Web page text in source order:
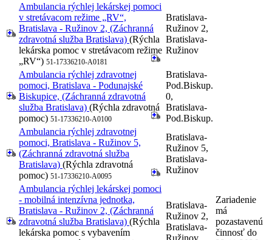
Ambulancia rýchlej lekárskej pomoci
v stretávacom režime „RV“,
Bratislava - Ružinov 2, (Záchranná
zdravotná služba Bratislava) (Rýchla
lekárska pomoc v stretávacom režime
„RV“) 51-17336210-A0181
Bratislava-
Ružinov 2,
Bratislava-
Ružinov
Ambulancia rýchlej zdravotnej
pomoci, Bratislava - Podunajské
Biskupice, (Záchranná zdravotná
služba Bratislava) (Rýchla zdravotná
pomoc) 51-17336210-A0100
Bratislava-
Pod.Biskup.
0,
Bratislava-
Pod.Biskup.
Ambulancia rýchlej zdravotnej
pomoci, Bratislava - Ružinov 5,
(Záchranná zdravotná služba
Bratislava) (Rýchla zdravotná
pomoc) 51-17336210-A0095
Bratislava-
Ružinov 5,
Bratislava-
Ružinov
Ambulancia rýchlej lekárskej pomoci
- mobilná intenzívna jednotka,
Bratislava - Ružinov 2, (Záchranná
zdravotná služba Bratislava) (Rýchla
lekárska pomoc s vybavením
Bratislava-
Ružinov 2,
Bratislava-
Ružinov
Zariadenie
má
pozastavenú
činnosť do